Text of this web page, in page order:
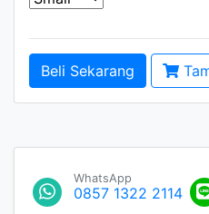
Beli Sekarang
WhatsApp
0857 1322 2114